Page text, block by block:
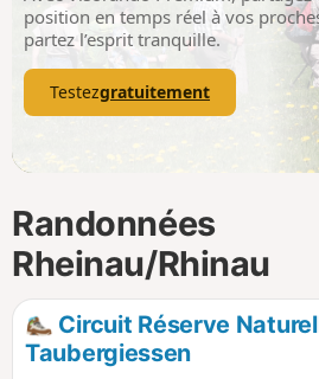
position en temps réel à vos
partez l’esprit tranquille.
Testezgratuitement
Randonnées
Rheinau/Rhinau
Circuit Réserve
Taubergiessen